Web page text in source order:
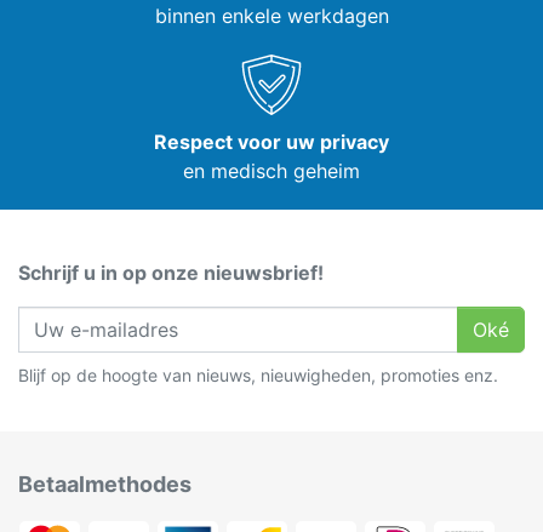
binnen enkele werkdagen
Respect voor uw privacy
en medisch geheim
Schrijf u in op onze nieuwsbrief!
Oké
Blijf op de hoogte van nieuws, nieuwigheden, promoties enz.
Betaalmethodes